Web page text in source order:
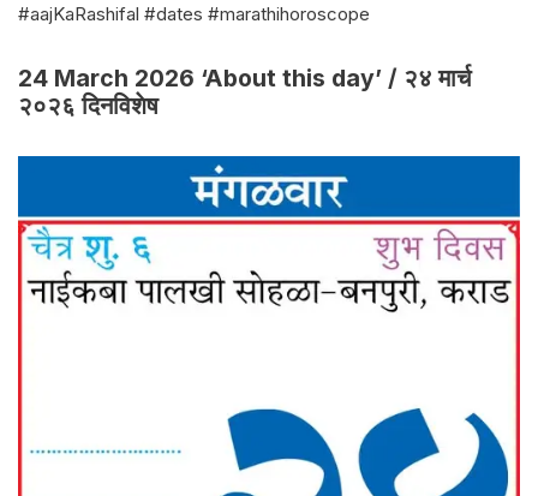
#aajKaRashifal #dates #marathihoroscope
24 March 2026 ‘About this day’ / २४ मार्च
२०२६ दिनविशेष